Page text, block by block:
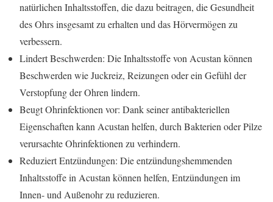
natürlichen Inhaltsstoffen, die dazu beitragen, die Gesundheit
des Ohrs insgesamt zu erhalten und das Hörvermögen zu
verbessern.
Lindert Beschwerden: Die Inhaltsstoffe von Acustan können
Beschwerden wie Juckreiz, Reizungen oder ein Gefühl der
Verstopfung der Ohren lindern.
Beugt Ohrinfektionen vor: Dank seiner antibakteriellen
Eigenschaften kann Acustan helfen, durch Bakterien oder Pilze
verursachte Ohrinfektionen zu verhindern.
Reduziert Entzündungen: Die entzündungshemmenden
Inhaltsstoffe in Acustan können helfen, Entzündungen im
Innen- und Außenohr zu reduzieren.